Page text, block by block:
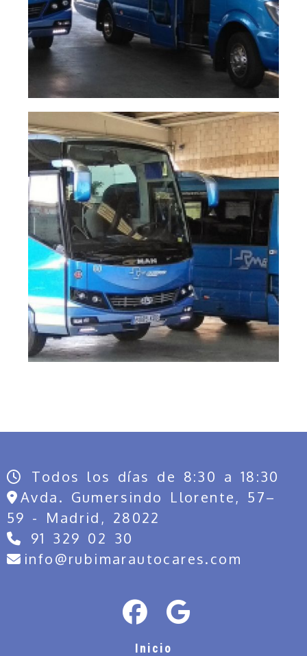
Vista de dos autobuses pequeños
unidad 80 y 70
AMPLIAR
AMPLIAR
Todos los días de 8:30 a 18:30
Avda. Gumersindo Llorente, 57–
59 - Madrid, 28022
91 329 02 30
info
rubimarautocares.com
Inicio